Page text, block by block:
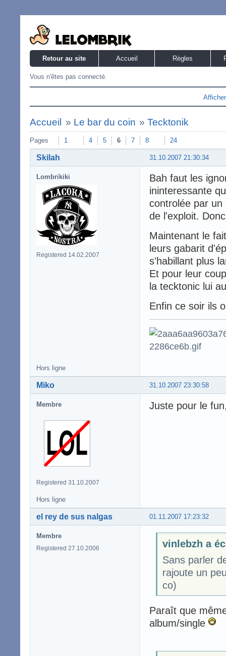
Retour au site Accueil Règles
Vous n'êtes pas connecté.
Accueil » Le bar du coin »Tecktonik
Pages 1 4 5 6 7 8 24
31.10.2007 21:30:34
Skilah
Lombrikiki
Registered 14.02.2007
Bah faut les
ininteressante
controlée par
de l'exploit.
Maintenant le
leurs gabarit
s'habillant plus
Et pour leur
la tecktonic lui
Enfin ce soir ils
Hors ligne
31.10.2007 23:30:58
Miko
Membre
Registered 31.10.2007
Juste pour le
Hors ligne
01.11.2007 17:23:32
el rey de sus nalgas
Membre
Registered 27.10.2006
vinlebzh a
Sans parler
rajoute un
co)
Paraît que
album/single